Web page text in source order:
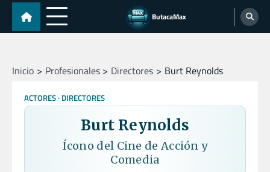
Skip
content
ButacaMax
Inicio Profesionales Directores Burt Reynolds
ACTORES DIRECTORES
Burt Reynolds
Ícono del Cine de Acción y
Comedia